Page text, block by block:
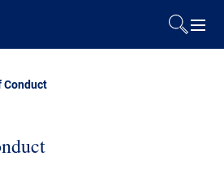
Conduct